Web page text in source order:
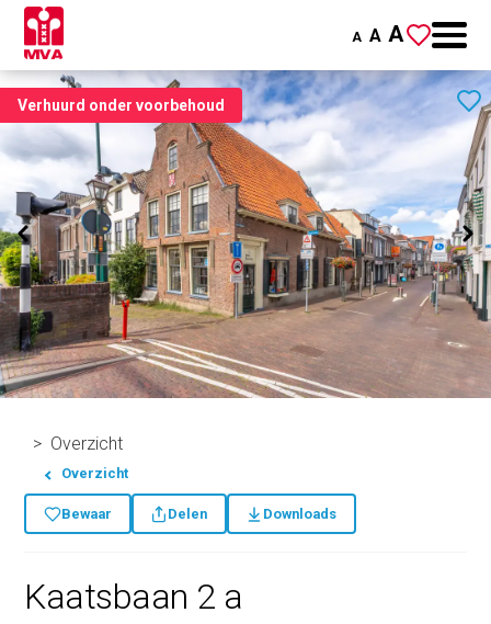
A A A
Verhuurd onder voorbehoud
Overzicht
Overzicht
Bewaar Delen Downloads
Kaatsbaan 2 a